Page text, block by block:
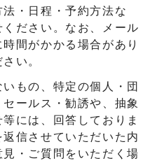
・日程・予約方法な
ださい。なお、メール
間がかかる場合があり
い。
もの、特定の個人・団
ールス・勧誘や、抽象
には、回答しておりま
信させていただいた内
・ご質問をいただく場